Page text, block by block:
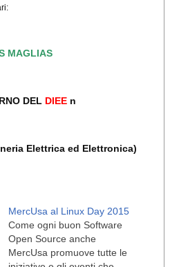
MAGLIAS
DEL DIEE n
Elettrica ed Elettronica)
MercUsa al Linux Day 2015
Come ogni buon Software
Open Source anche
MercUsa promuove tutte le